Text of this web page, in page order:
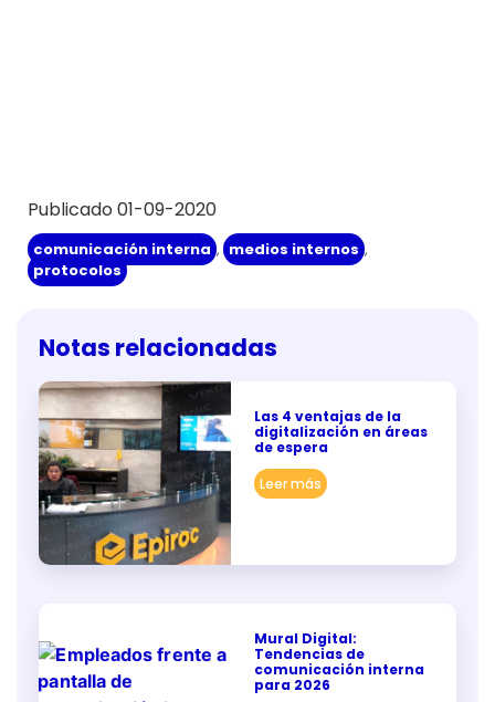
Publicado 01-09-2020
comunicación interna , medios internos ,
protocolos
Notas relacionadas
Las 4 ventajas de la
digitalización en áreas
de espera
Leer más
Mural Digital:
Tendencias de
comunicación interna
para 2026